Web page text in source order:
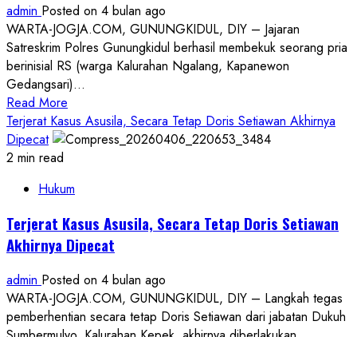
Tunggu
Hasil
Penyelidikan
admin Posted on 4 bulan ago
WARTA-JOGJA.COM, GUNUNGKIDUL, DIY – Jajaran
Satreskrim Polres Gunungkidul berhasil membekuk seorang pria
berinisial RS (warga Kalurahan Ngalang, Kapanewon
Gedangsari)...
Read More
more
about
Hadiah
Pelaku
Kekerasan
Anak
di
Gunungkidul
Terjerat Kasus Asusila, Secara Tetap Doris Setiawan Akhirnya
Dipecat
2 min read
Hukum
Terjerat Kasus Asusila, Secara Tetap Doris Setiawan
Akhirnya Dipecat
admin Posted on 4 bulan ago
WARTA-JOGJA.COM, GUNUNGKIDUL, DIY – Langkah tegas
pemberhentian secara tetap Doris Setiawan dari jabatan Dukuh